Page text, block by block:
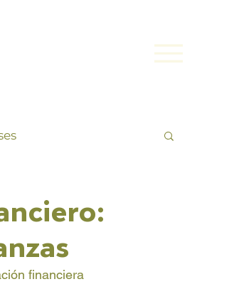
financiera